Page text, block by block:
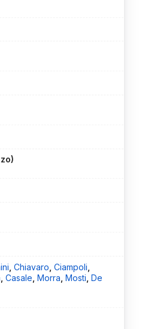
Chiavaro Ciampoli
Casale Morra Mosti De